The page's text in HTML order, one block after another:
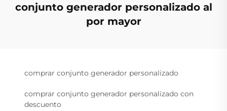
conjunto generador personalizado al
por mayor
comprar conjunto generador personalizado
comprar conjunto generador personalizado con
descuento